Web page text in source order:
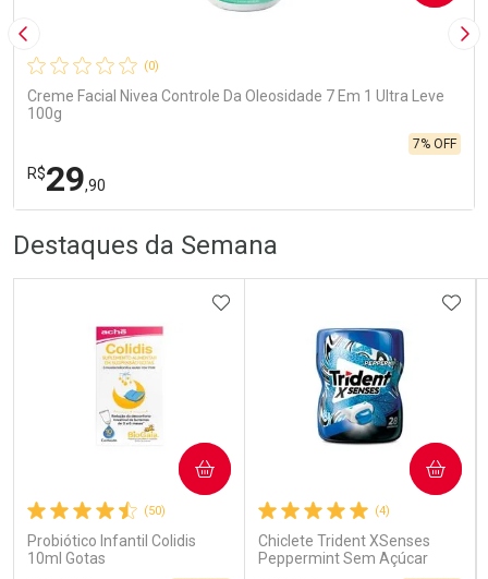
Imagem Anterior
(0)
Creme Facial Nivea Controle Da Oleosidade 7 Em 1 Ultra Leve
100g
R$29,90
7% OFF
Laboratório
Comprar sem Desconto
Por R$ 29,90/cada
Por Menos
Comprar sem Desconto
Por R$ 29,90/cada
Destaques da Semana
(50)
Probiótico Infantil Colidis
10ml Gotas
ADICIONAR AOS FAVORITOS
COMPRAR
(4)
Chiclete Trident XSenses
Peppermint Sem Açúcar
COMPRAR